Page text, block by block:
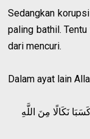
Sedangkan
paling bathil.
dari mencuri.
Dalam ayat lain
نَكَالًا مِنَ اللَّهِ